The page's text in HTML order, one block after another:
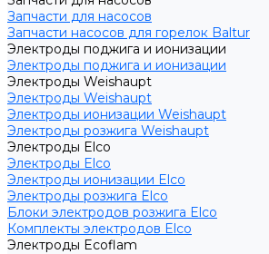
Запчасти для насосов
Запчасти насосов для горелок Baltur
Электроды поджига и ионизации
Электроды поджига и ионизации
Электроды Weishaupt
Электроды Weishaupt
Электроды ионизации Weishaupt
Электроды розжига Weishaupt
Электроды Elco
Электроды Elco
Электроды ионизации Elco
Электроды розжига Elco
Блоки электродов розжига Elco
Комплекты электродов Elco
Электроды Ecoflam